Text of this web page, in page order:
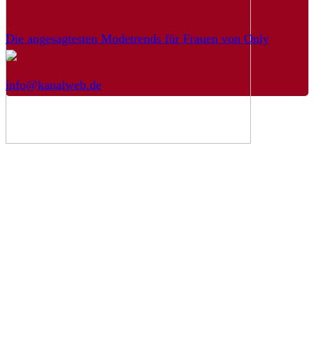
Die angesagtesten Modetrends für Frauen von Only
info@kanalweb.de